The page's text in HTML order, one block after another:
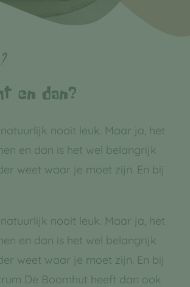
en dan?
nooit leuk. Maar ja, het
en dan is het wel belangrijk
weet waar je moet zijn. En bij
nooit leuk. Maar ja, het
en dan is het wel belangrijk
weet waar je moet zijn. En bij
De Boomhut heeft dan ook